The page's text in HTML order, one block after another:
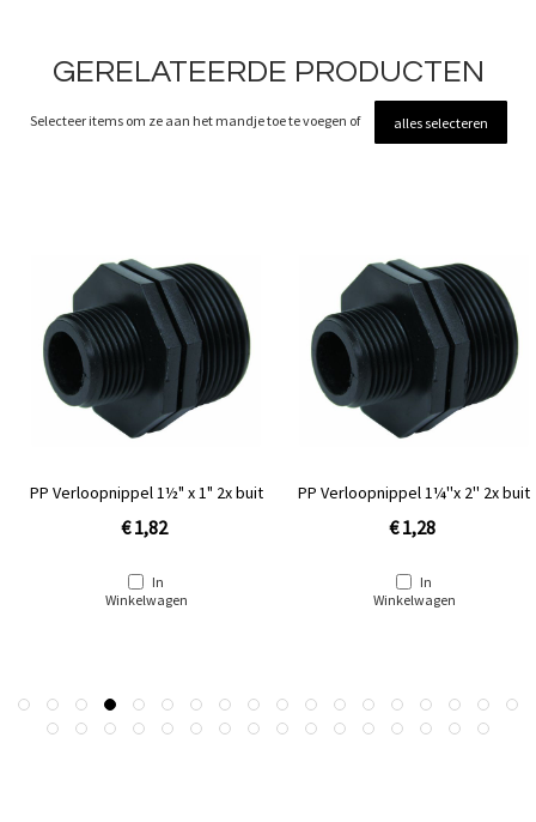
GERELATEERDE PRODUCTEN
Selecteer items om ze aan het mandje toe te voegen of alles selecteren
PP Verloopnippel 1½" x 1" 2x buit
€ 1,82
In
Winkelwagen
PP Verloopnippel 1¼''x 2'' 2x buit
€ 1,28
In
Winkelwagen